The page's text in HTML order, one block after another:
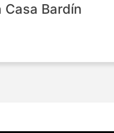
Casa Bardín